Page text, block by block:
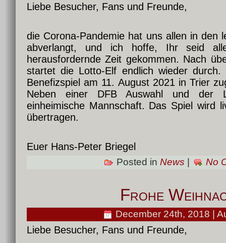
Liebe Besucher, Fans und Freunde,
die Corona-Pandemie hat uns allen in den
abverlangt, und ich hoffe, Ihr seid
herausfordernde Zeit gekommen. Nach
startet die Lotto-Elf endlich wieder
Benefizspiel am 11. August 2021 in Trier
Neben einer DFB Auswahl und der
einheimische Mannschaft. Das Spiel wird
übertragen.
Euer Hans-Peter Briegel
Posted in News | No
Frohe
December 24th, 2018 |
Liebe Besucher, Fans und Freunde,